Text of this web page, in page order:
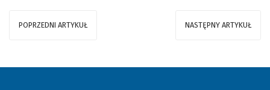
POPRZEDNI ARTYKUŁ NASTĘPNY ARTYKUŁ